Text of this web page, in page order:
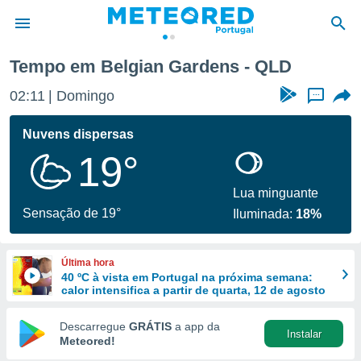
da
foi
fornecidas
a este
das
e
forma
digital
Tempo em Belgian Gardens - QLD
02:11 Domingo ...
Nuvens dispersas
19°
Sensação de 19°
Lua minguante
Iluminada: 18%
Última hora
40 ºC à vista em Portugal na próxima semana:
calor intensifica a partir de quarta, 12 de agosto
Descarregue GRÁTIS a app da
Meteored!
Instalar